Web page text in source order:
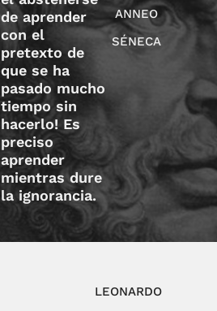
de aprender
con el
pretexto de
que se ha
pasado mucho
tiempo sin
hacerlo! Es
preciso
aprender
mientras dure
la ignorancia.
ANNEO
SÉNECA
LEONARDO